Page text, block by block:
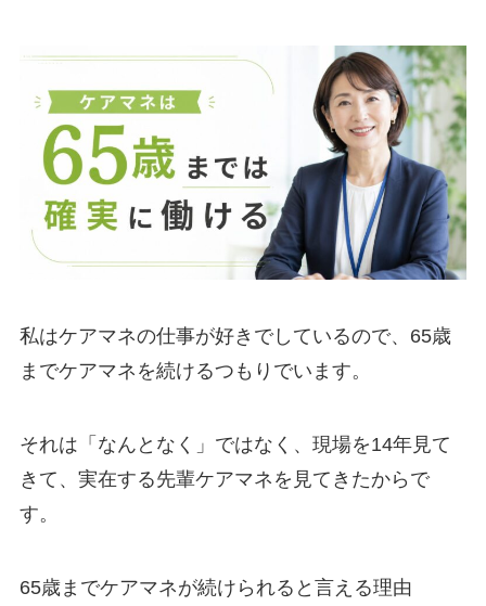
私はケアマネの仕事が好きでしているので、65歳
までケアマネを続けるつもりでいます。
それは「なんとなく」ではなく、現場を14年見て
きて、実在する先輩ケアマネを見てきたからで
す。
65歳までケアマネが続けられると言える理由